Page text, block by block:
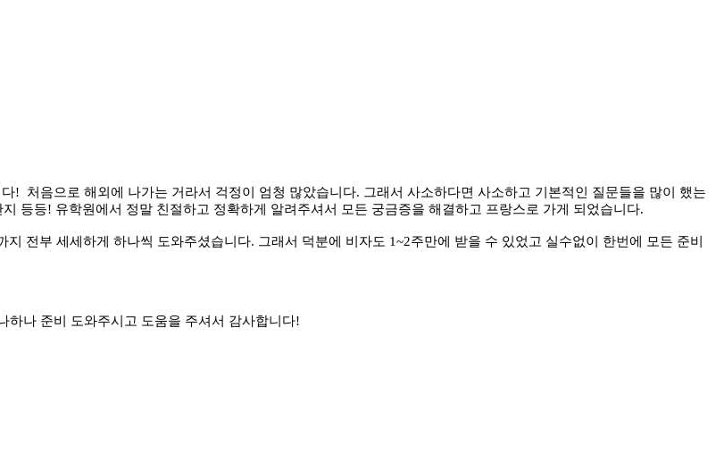
! 처음으로 해외에 나가는 거라서 걱정이 엄청 많았습니다. 그래서 사소하다면 사소하고 기본적인 질문들을 많이 했는
등등! 유학원에서 정말 친절하고 정확하게 알려주셔서 모든 궁금증을 해결하고 프랑스로 가게 되었습니다.
전부 세세하게 하나씩 도와주셨습니다. 그래서 덕분에 비자도 1~2주만에 받을 수 있었고 실수없이 한번에 모든 준비
나 준비 도와주시고 도움을 주셔서 감사합니다!